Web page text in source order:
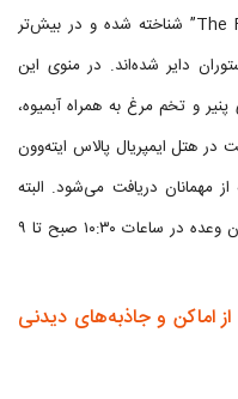
رستوران با اسم مستعار “The Fatal Breakfast” شناخته شده و در بیش‌تر
دایر شده‌اند. در منوی این
و تخم مرغ به همراه آبمیوه،
در هتل ایمپریال پالاس ایته‌وون
مهمانان دریافت می‌شود. البته
مهمانان می‌توانند برای صرف نوشیدنی و میان وعده در ساعات ۱۰:۳۰ صبح تا ۹
اماکن و جاذبه‌های دیدنی